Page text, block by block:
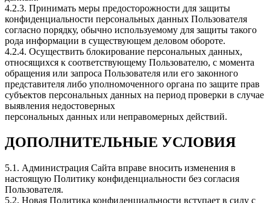
4.2.3. Принимать меры предосторожности для защиты
конфиденциальности персональных данных Пользователя
согласно порядку, обычно используемому для защиты такого
рода информации в существующем деловом обороте.
4.2.4. Осуществить блокирование персональных данных,
относящихся к соответствующему Пользователю, с момента
обращения или запроса Пользователя или его законного
представителя либо уполномоченного органа по защите прав
субъектов персональных данных на период проверки в случае
выявления недостоверных
персональных данных или неправомерных действий.
ДОПОЛНИТЕЛЬНЫЕ УСЛОВИЯ
5.1. Администрация Сайта вправе вносить изменения в
настоящую Политику конфиденциальности без согласия
Пользователя.
5.2. Новая Политика конфиденциальности вступает в силу с